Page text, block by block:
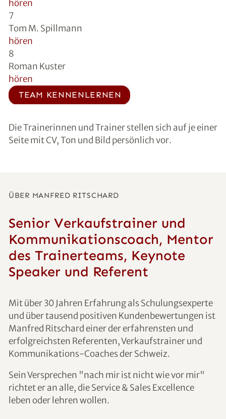
hören
7
Tom M. Spillmann
hören
8
Roman Kuster
hören
TEAM KENNENLERNEN
Die Trainerinnen und Trainer stellen sich auf je einer
Seite mit CV, Ton und Bild persönlich vor.
ÜBER MANFRED RITSCHARD
Senior Verkaufstrainer und
Kommunikationscoach, Mentor
des Trainerteams, Keynote
Speaker und Referent
Mit über 30 Jahren Erfahrung als Schulungsexperte
und über tausend positiven Kundenbewertungen ist
Manfred Ritschard einer der erfahrensten und
erfolgreichsten Referenten, Verkaufstrainer und
Kommunikations-Coaches der Schweiz.
Sein Versprechen "nach mir ist nicht wie vor mir"
richtet er an alle, die Service & Sales Excellence
leben oder lehren wollen.